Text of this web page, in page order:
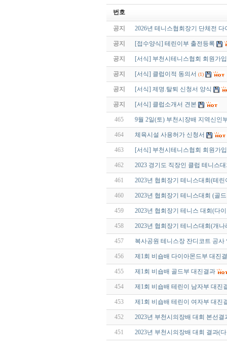
번호
공지 2026년 테니스협회장기 단체전
공지 [접수양식] 테린이부 출전등록
공지 [서식] 부천시테니스협회 회원가
공지 [서식] 클럽이적 동의서 (1)
공지 [서식] 제명.탈퇴 신청서 양식
공지 [서식] 클럽소개서 견본
465 9월 2일(토) 부천시장배 지역신인
464 체육시설 사용허가 신청서
463 [서식] 부천시테니스협회 회원가
462 2023 경기도 직장인 클럽 테니스
461 2023년 협회장기 테니스대회(테
460 2023년 협회장기 테니스대회 (골
459 2023년 협회장기 테니스 대회(다
458 2023년 협회장기 테니스대회(개
457 복사공원 테니스장 잔디코트 공사
456 제1회 비숍배 다이아몬드부 대진
455 제1회 비숍배 골드부 대진결과
454 제1회 비숍배 테린이 남자부 대진
453 제1회 비숍배 테린이 여자부 대진
452 2023년 부천시의장배 대회 본선결
451 2023년 부천시의장배 대회 결과(